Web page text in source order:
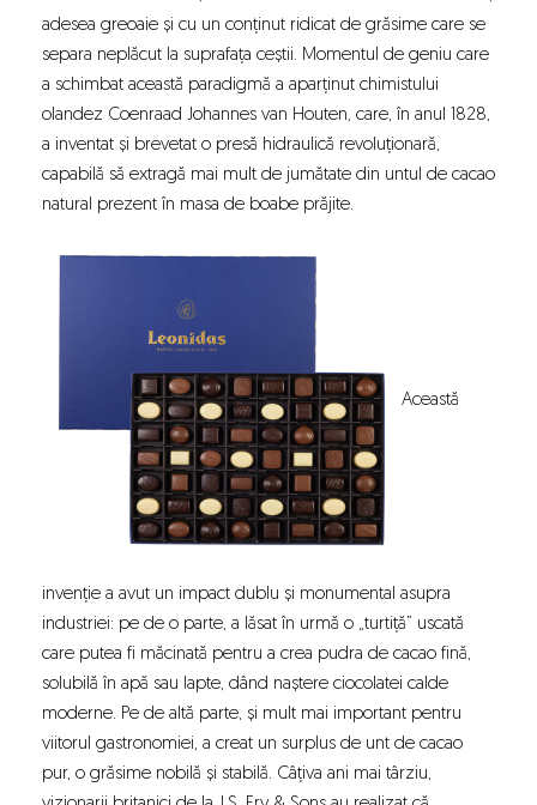
adesea greoaie și cu un conținut ridicat de grăsime care se
separa neplăcut la suprafața ceștii. Momentul de geniu care
a schimbat această paradigmă a aparținut chimistului
olandez Coenraad Johannes van Houten, care, în anul 1828,
a inventat și brevetat o presă hidraulică revoluționară,
capabilă să extragă mai mult de jumătate din untul de cacao
natural prezent în masa de boabe prăjite.
Această
invenție a avut un impact dublu și monumental asupra
industriei: pe de o parte, a lăsat în urmă o „turtiță” uscată
care putea fi măcinată pentru a crea pudra de cacao fină,
solubilă în apă sau lapte, dând naștere ciocolatei calde
moderne. Pe de altă parte, și mult mai important pentru
viitorul gastronomiei, a creat un surplus de unt de cacao
pur, o grăsime nobilă și stabilă. Câțiva ani mai târziu,